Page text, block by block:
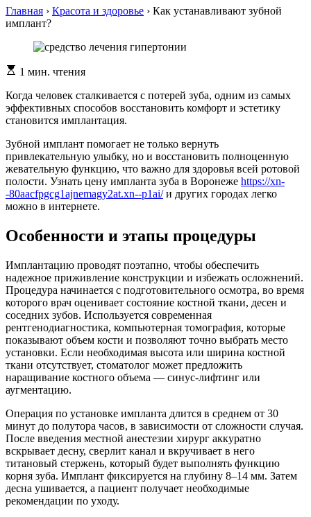
Главная › Красота и здоровье › Как устанавливают зубной
имплант?
Расчетное
чтения
1 мин. чтения
Когда человек сталкивается с потерей зуба, одним из самых
эффективных способов восстановить комфорт и эстетику
становится имплантация.
Зубной имплант помогает не только вернуть
привлекательную улыбку, но и восстановить полноценную
жевательную функцию, что важно для здоровья всей ротовой
полости. Узнать цену импланта зуба в Воронеже https://xn-
-80aacfpgcg1ajnemagy2at.xn--p1ai/и других городах легко
можно в интернете.
Особенности и этапы процедуры
Имплантацию проводят поэтапно, чтобы обеспечить
надежное приживление конструкции и избежать осложнений.
Процедура начинается с подготовительного осмотра, во время
которого врач оценивает состояние костной ткани, десен и
соседних зубов. Используется современная
рентгенодиагностика, компьютерная томография, которые
показывают объем кости и позволяют точно выбрать место
установки. Если необходимая высота или ширина костной
ткани отсутствует, стоматолог может предложить
наращивание костного объема — синус-лифтинг или
аугментацию.
Операция по установке импланта длится в среднем от 30
минут до полутора часов, в зависимости от сложности случая.
После введения местной анестезии хирург аккуратно
вскрывает десну, сверлит канал и вкручивает в него
титановый стержень, который будет выполнять функцию
корня зуба. Имплант фиксируется на глубину 8–14 мм. Затем
десна ушивается, а пациент получает необходимые
рекомендации по уходу.